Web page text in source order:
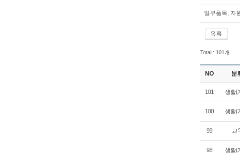
일부품목, 자
Total : 101개
NO 분
101 생활(
100 생활(
99 교
98 생활(